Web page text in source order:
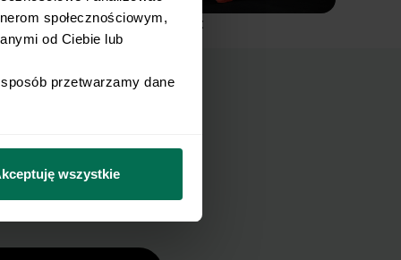
społecznościowym,
od Ciebie lub
przetwarzamy dane
wszystkie
Landmine Deadlift